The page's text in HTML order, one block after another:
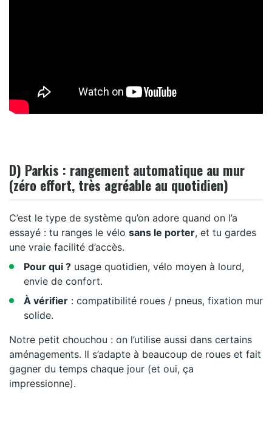
D) Parkis : rangement automatique au mur
(zéro effort, très agréable au quotidien)
C’est le type de système qu’on adore quand on l’a
essayé : tu ranges le vélo sans le porter, et tu gardes
une vraie facilité d’accès.
Pour qui ? usage quotidien, vélo moyen à lourd,
envie de confort.
À vérifier : compatibilité roues / pneus, fixation mur
solide.
Notre petit chouchou : on l’utilise aussi dans certains
aménagements. Il s’adapte à beaucoup de roues et fait
gagner du temps chaque jour (et oui, ça
impressionne).